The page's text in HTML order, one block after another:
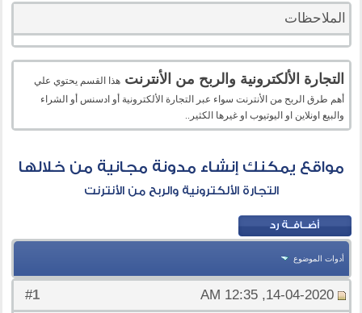
الملاحظات
التجارة الألكترونية والربح من الأنترنت هذا القسم يحتوي علي
أهم طرق الربح من الأنترنت سواء عبر التجارة الألكترونية أو ادسنس أو الشراء
والبيع اونلاين او اليوتيوب او غيرها الكثير..
مواقع يمكنك إنشاء مدونة مجانية من خلالها
التجارة الألكترونية والربح من الأنترنت
أدوات الموضوع
#
1 14-04-2020, 12:35 AM